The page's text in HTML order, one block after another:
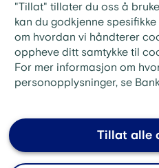
"Tillat" tillater du oss å
kan du godkjenne
om hvordan vi håndterer
oppheve ditt samtykke til
For mer informasjon om
personopplysninger, se
Tillat alle
KID-nummer.
Logg inn på
På Mine sider får du full
din. Her kan du enkelt
Du logger deg trygt inn
nettbrett eller PC.